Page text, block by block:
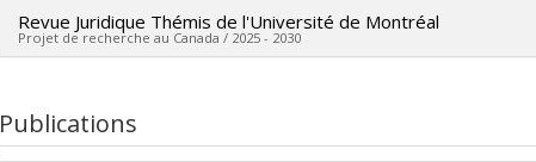
Lien vers le document dans Papyrus
Revue Juridique Thémis de l'Université de Montréal
Projet de recherche au Canada / 2025 - 2030
Sources de financement :
Programmes de subvention :PVXXXXXX-(RE) Soutien
Publications